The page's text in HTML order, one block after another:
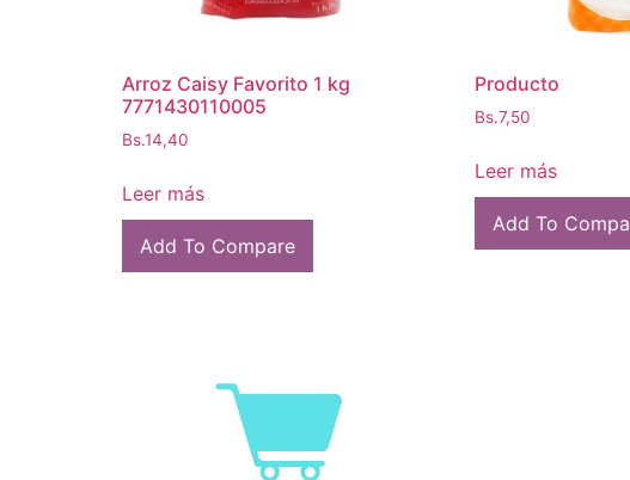
Arroz Caisy Favorito 1 kg
7771430110005
Bs.14,40
Leer más
Add To Compare
Producto
Bs.7,50
Leer más
Add To